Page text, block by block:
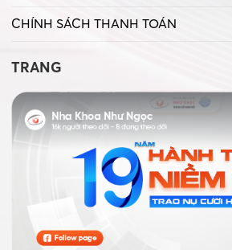
CHÍNH SÁCH THANH TOÁN
TRANG